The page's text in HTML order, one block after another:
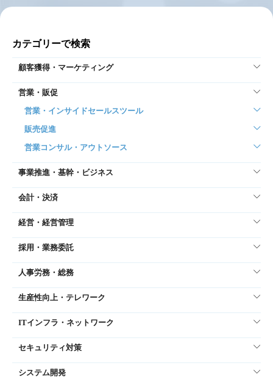
カテゴリーで検索
顧客獲得・マーケティング
営業・販促
営業・インサイドセールスツール
販売促進
営業コンサル・アウトソース
事業推進・基幹・ビジネス
会計・決済
経営・経営管理
採用・業務委託
人事労務・総務
生産性向上・テレワーク
ITインフラ・ネットワーク
セキュリティ対策
システム開発